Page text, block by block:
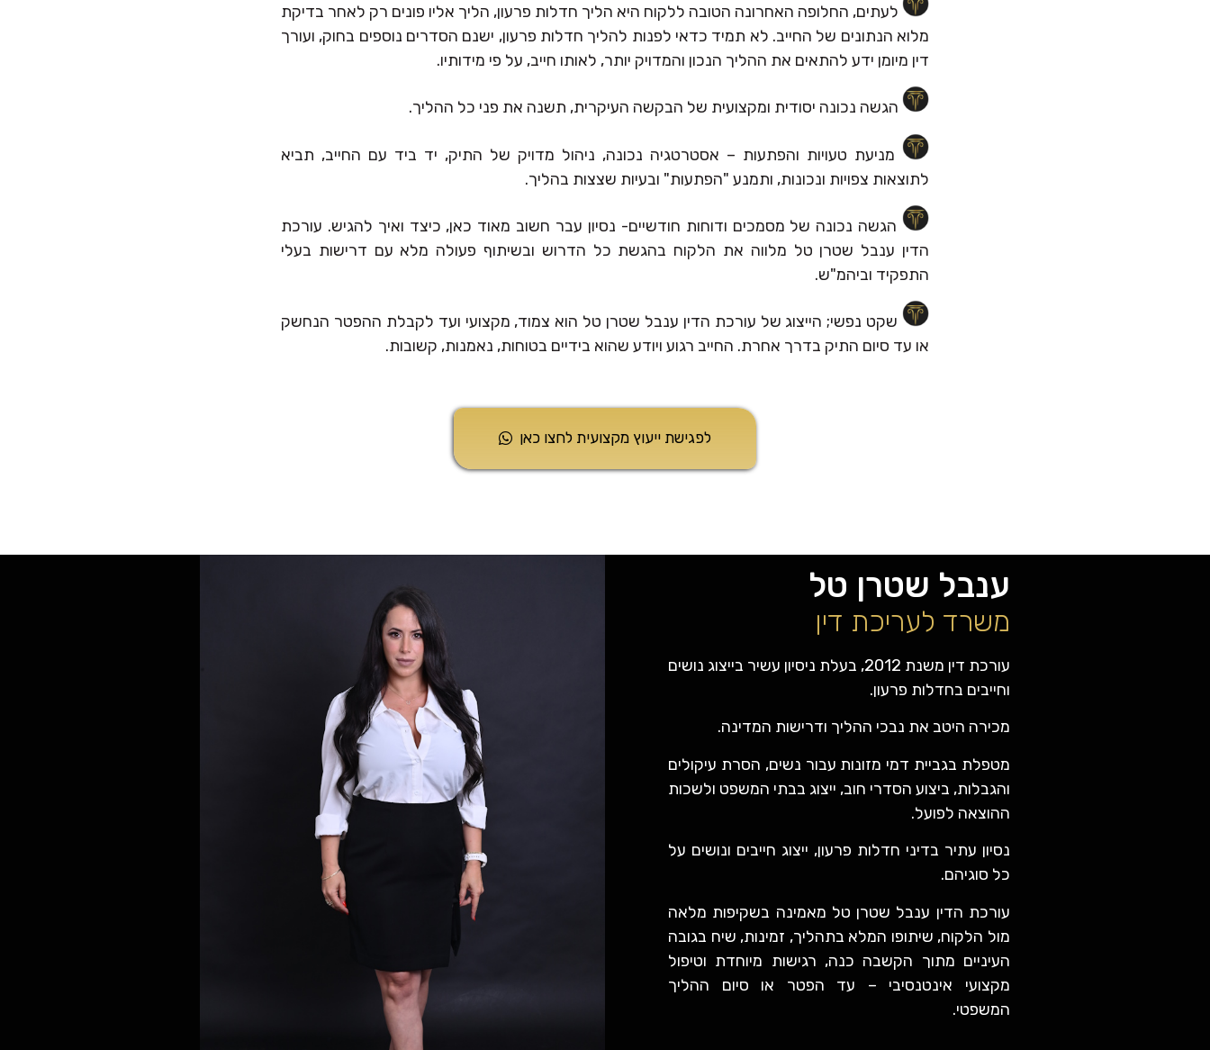
לעתים, החלופה האחרונה הטובה ללקוח היא הליך חדלות פרעון, הליך אליו פונים רק לאחר בדיקת
מלוא הנתונים של החייב. לא תמיד כדאי לפנות להליך חדלות פרעון, ישנם הסדרים נוספים בחוק, ועורך
דין מיומן ידע להתאים את ההליך הנכון והמדויק יותר, לאותו חייב, על פי מידותיו.
הגשה נכונה יסודית ומקצועית של הבקשה העיקרית, תשנה את פני כל ההליך.
מניעת טעויות והפתעות – אסטרטגיה נכונה, ניהול מדויק של התיק, יד ביד עם החייב, תביא
לתוצאות צפויות ונכונות, ותמנע "הפתעות" ובעיות שצצות בהליך.
הגשה נכונה של מסמכים ודוחות חודשיים- נסיון עבר חשוב מאוד כאן, כיצד ואיך להגיש. עורכת
הדין ענבל שטרן טל מלווה את הלקוח בהגשת כל הדרוש ובשיתוף פעולה מלא עם דרישות בעלי
התפקיד וביהמ"ש.
שקט נפשי; הייצוג של עורכת הדין ענבל שטרן טל הוא צמוד, מקצועי ועד לקבלת ההפטר הנחשק
או עד סיום התיק בדרך אחרת. החייב רגוע ויודע שהוא בידיים בטוחות, נאמנות, קשובות.
לפגישת ייעוץ מקצועית לחצו כאן
ענבל שטרן טל
משרד לעריכת דין
עורכת דין משנת 2012, בעלת ניסיון עשיר בייצוג נושים
וחייבים בחדלות פרעון.
מכירה היטב את נבכי ההליך ודרישות המדינה.
מטפלת בגביית דמי מזונות עבור נשים, הסרת עיקולים
והגבלות, ביצוע הסדרי חוב, ייצוג בבתי המשפט ולשכות
ההוצאה לפועל.
נסיון עתיר בדיני חדלות פרעון, ייצוג חייבים ונושים על
כל סוגיהם.
עורכת הדין ענבל שטרן טל מאמינה בשקיפות מלאה
מול הלקוח, שיתופו המלא בתהליך, זמינות, שיח בגובה
העיניים מתוך הקשבה כנה, רגישות מיוחדת וטיפול
מקצועי אינטנסיבי – עד הפטר או סיום ההליך
המשפטי.